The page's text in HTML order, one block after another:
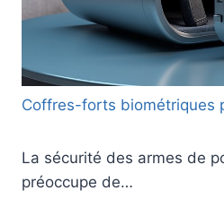
Coffres-forts biométriques
La sécurité des armes de
préoccupe de…